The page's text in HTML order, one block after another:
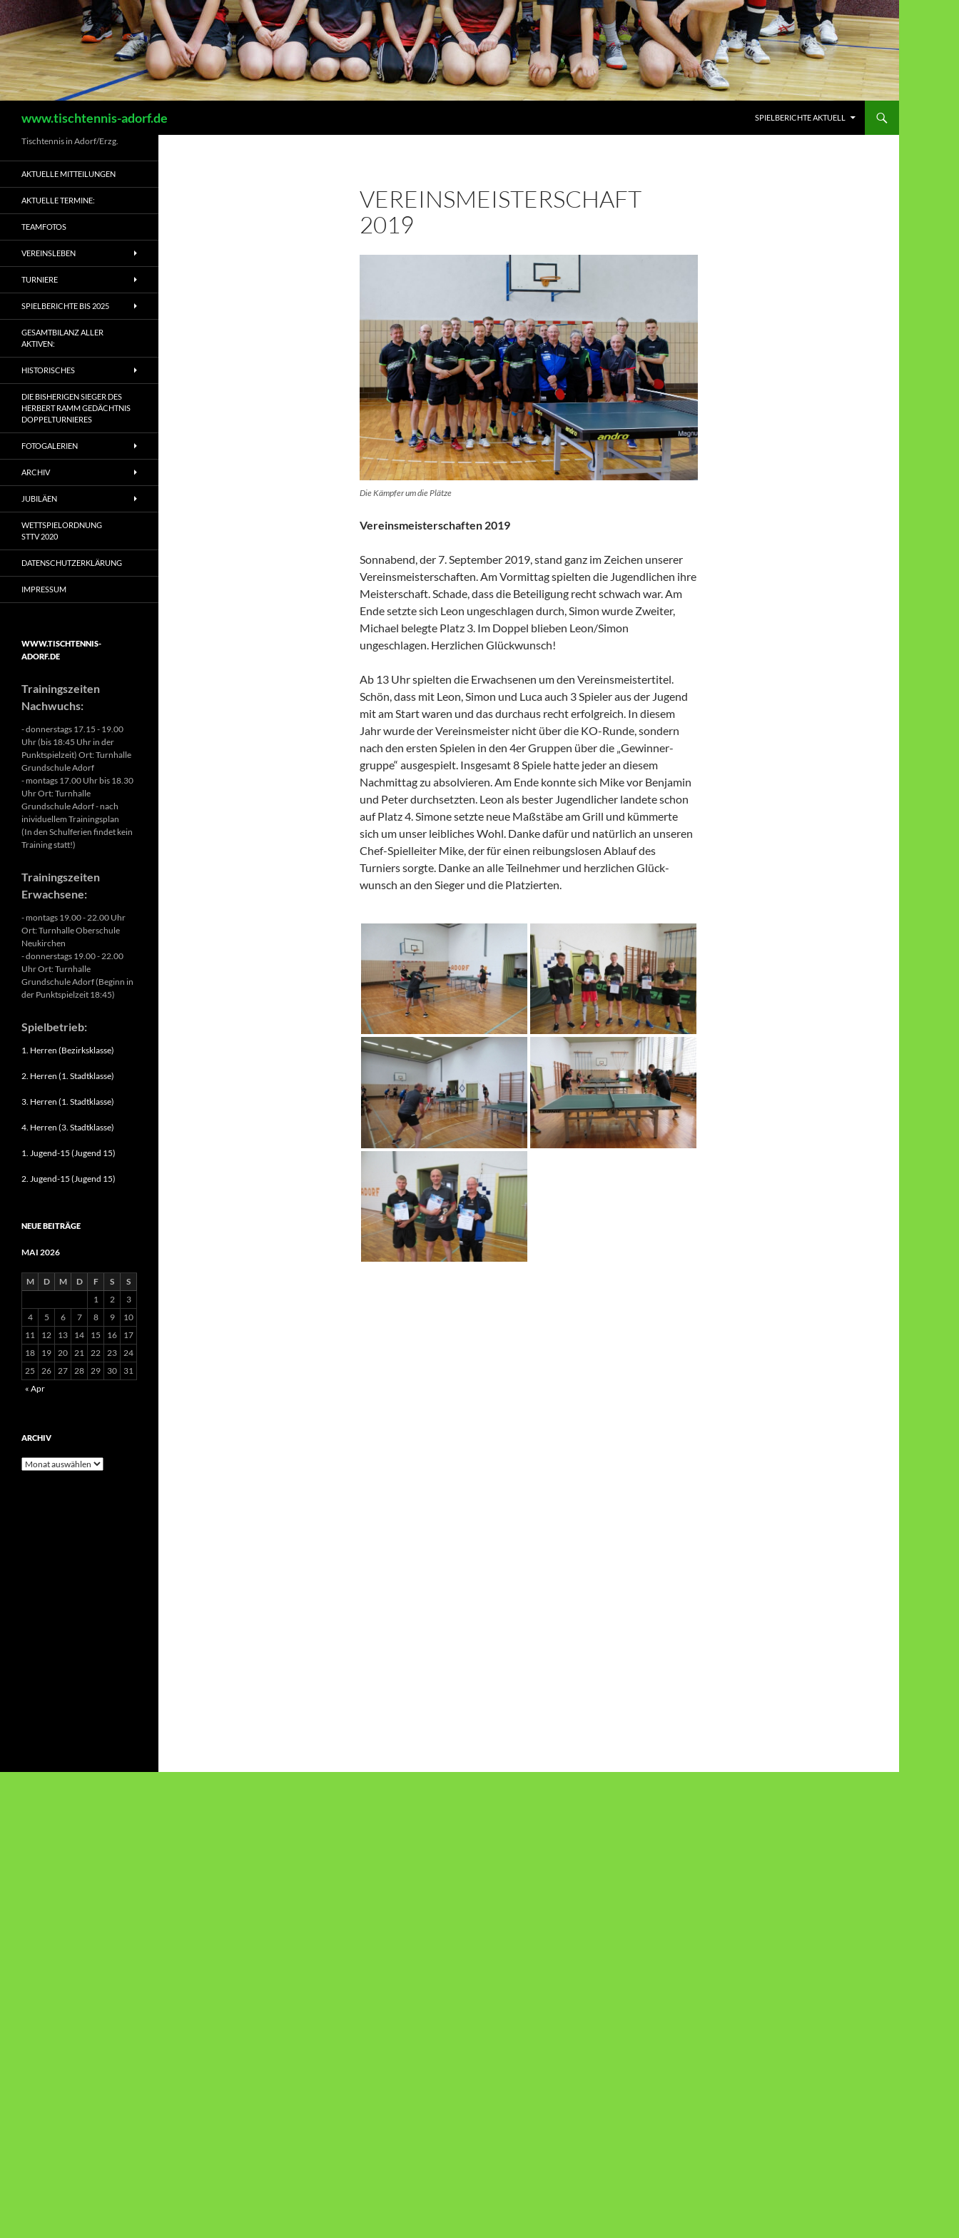
www.tischtennis-adorf.de SPIELBERICHTE AKTUELL
VEREINSMEISTERSCHAFT
2019
Die Kämpfer um die Plätze
Vereins­meis­ter­schaften 2019
Sonnabend, der 7. September 2019, stand ganz im Zeichen unserer
Vereins­meis­ter­schaften. Am Vormittag spielten die Jugend­li­chen ihre
Meister­schaft. Schade, dass die Betei­li­gung recht schwach war. Am
Ende setzte sich Leon ungeschlagen durch, Simon wurde Zweiter,
Michael belegte Platz 3. Im Doppel blieben Leon/Simon
ungeschlagen. Herzli­chen Glückwunsch!
Ab 13 Uhr spielten die Erwach­senen um den Vereins­meis­ter­titel.
Schön, dass mit Leon, Simon und Luca auch 3 Spieler aus der Jugend
mit am Start waren und das durchaus recht erfolg­reich. In diesem
Jahr wurde der Vereins­meister nicht über die KO-Runde, sondern
nach den ersten Spielen in den 4er Gruppen über die „Gewin­ner­
gruppe“ ausge­spielt. Insge­samt 8 Spiele hatte jeder an diesem
Nachmittag zu absol­vieren. Am Ende konnte sich Mike vor Benjamin
und Peter durch­setzten. Leon als bester Jugend­li­cher landete schon
auf Platz 4. Simone setzte neue Maßstäbe am Grill und kümmerte
sich um unser leibli­ches Wohl. Danke dafür und natür­lich an unseren
Chef-Spiel­leiter Mike, der für einen reibungs­losen Ablauf des
Turniers sorgte. Danke an alle Teilnehmer und herzli­chen Glück­
wunsch an den Sieger und die Platzierten.
Tischtennis in Adorf/Erzg.
AKTUELLE MITTEILUNGEN
AKTUELLE TERMINE:
TEAMFOTOS
VEREINSLEBEN
TURNIERE
SPIELBERICHTE BIS 2025
GESAMTBILANZ ALLER
AKTIVEN:
HISTORISCHES
DIE BISHERIGEN SIEGER DES
HERBERT RAMM GEDÄCHTNIS
DOPPELTURNIERES
FOTOGALERIEN
ARCHIV
JUBILÄEN
WETTSPIELORDNUNG
STTV 2020
DATENSCHUTZERKLÄRUNG
IMPRESSUM
WWW.TISCHTENNIS-
ADORF.DE
Trainingszeiten
Nachwuchs:
- donnerstags 17.15 - 19.00
Uhr (bis 18:45 Uhr in der
Punktspielzeit) Ort: Turnhalle
Grundschule Adorf
- montags 17.00 Uhr bis 18.30
Uhr Ort: Turnhalle
Grundschule Adorf - nach
inividuellem Trainingsplan
(In den Schulferien findet kein
Training statt!)
Trainingszeiten
Erwachsene:
- montags 19.00 - 22.00 Uhr
Ort: Turnhalle Oberschule
Neukirchen
- donnerstags 19.00 - 22.00
Uhr Ort: Turnhalle
Grundschule Adorf (Beginn in
der Punktspielzeit 18:45)
Spielbetrieb:
1. Herren (Bezirksklasse)
2. Herren (1. Stadtklasse)
3. Herren (1. Stadtklasse)
4. Herren (3. Stadtklasse)
1. Jugend-15 (Jugend 15)
2. Jugend-15 (Jugend 15)
NEUE BEITRÄGE
MAI 2026
M D M D F S
S
1
2
3
4
5 6 7 8 9
10
11
12 13 14 15 16
17
18
19 20 21 22 23 24
25
26 27 28 29 30
31
« Apr
ARCHIV
Archiv